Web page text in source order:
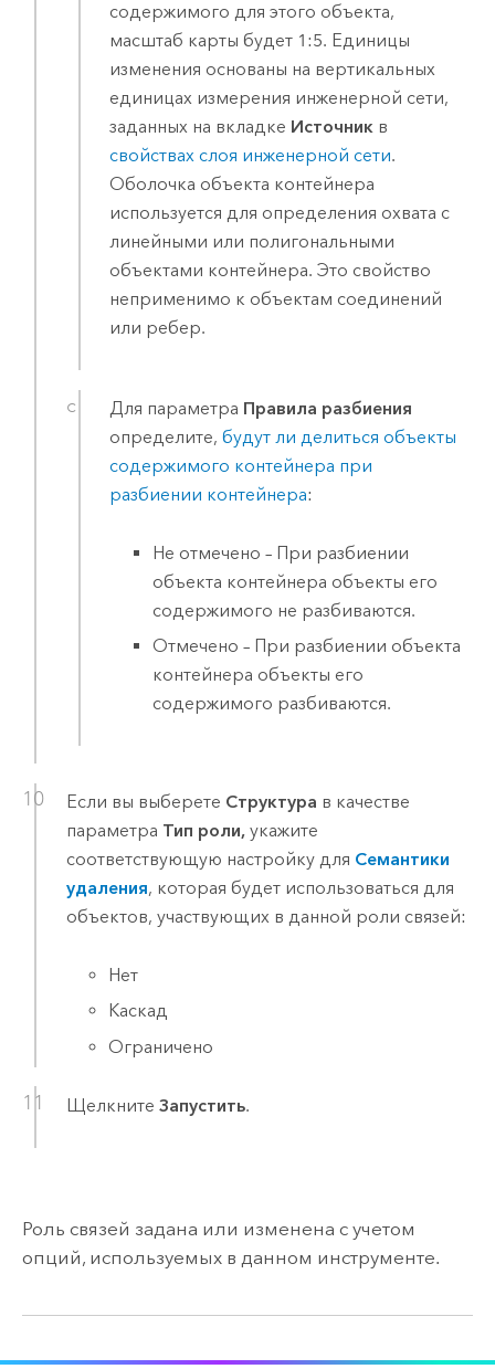
содержимого для этого объекта,
масштаб карты будет 1:5. Единицы
изменения основаны на вертикальных
единицах измерения инженерной сети,
заданных на вкладке Источник в
свойствах слоя инженерной сети.
Оболочка объекта контейнера
используется для определения охвата с
линейными или полигональными
объектами контейнера. Это свойство
неприменимо к объектам соединений
или ребер.
Для параметра Правила разбиения
определите,будут ли делиться объекты
содержимого контейнера при
разбиении контейнера:
Не отмечено – При разбиении
объекта контейнера объекты его
содержимого не разбиваются.
Отмечено – При разбиении объекта
контейнера объекты его
содержимого разбиваются.
Если вы выберете Структура в качестве
параметра Тип роли,укажите
соответствующую настройку для Семантики
удаления, которая будет использоваться для
объектов, участвующих в данной роли связей:
Нет
Каскад
Ограничено
Щелкните Запустить.
Роль связей задана или изменена с учетом
опций, используемых в данном инструменте.